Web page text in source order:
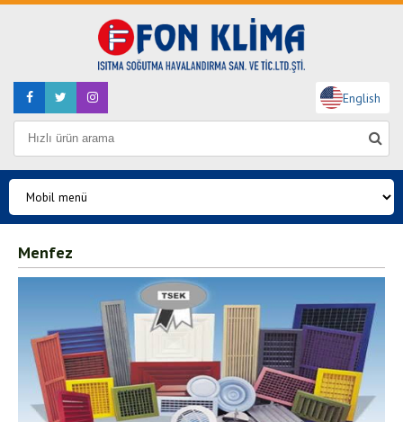
English
Menfez